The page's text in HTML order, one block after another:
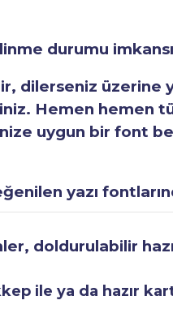
durumu
dilerseniz üzerine
Hemen hemen
uygun bir font
yazı
doldurulabilir
ile ya da hazır